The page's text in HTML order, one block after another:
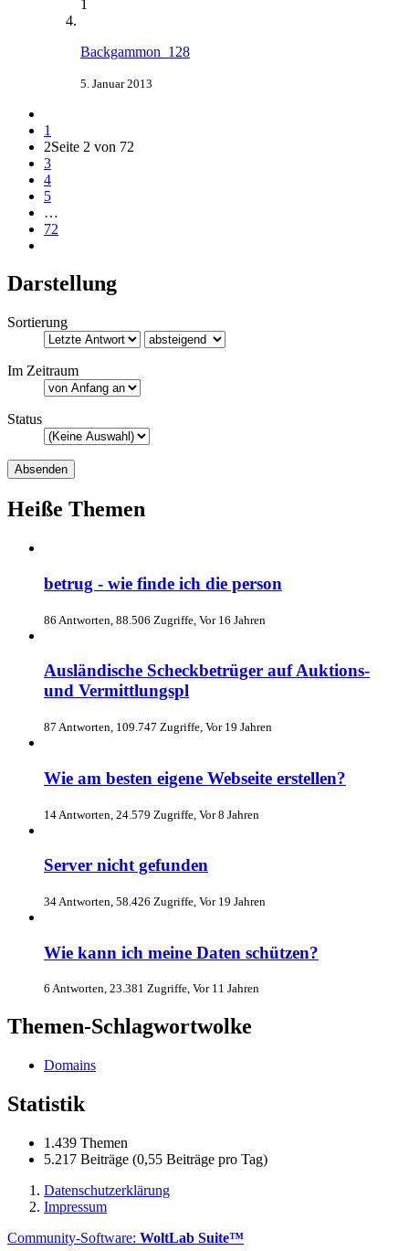
1
Backgammon_128
5. Januar 2013
1
2Seite 2 von 72
3
4
5
…
72
Darstellung
Sortierung
Im Zeitraum
Status
Heiße Themen
betrug - wie finde ich die person
86 Antworten, 88.506 Zugriffe, Vor 16 Jahren
Ausländische Scheckbetrüger auf Auktions-
und Vermittlungspl
87 Antworten, 109.747 Zugriffe, Vor 19 Jahren
Wie am besten eigene Webseite erstellen?
14 Antworten, 24.579 Zugriffe, Vor 8 Jahren
Server nicht gefunden
34 Antworten, 58.426 Zugriffe, Vor 19 Jahren
Wie kann ich meine Daten schützen?
6 Antworten, 23.381 Zugriffe, Vor 11 Jahren
Themen-Schlagwortwolke
Domains
Statistik
1.439 Themen
5.217 Beiträge (0,55 Beiträge pro Tag)
Datenschutzerklärung
Impressum
Community-Software: WoltLab Suite™